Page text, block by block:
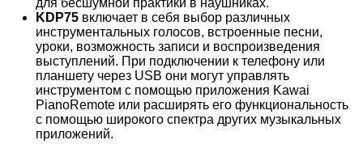
для бесшумной практики в наушниках.
KDP75 включает в себя выбор различных
инструментальных голосов, встроенные песни,
уроки, возможность записи и воспроизведения
выступлений. При подключении к телефону или
планшету через USB они могут управлять
инструментом с помощью приложения Kawai
PianoRemote или расширять его функциональность
с помощью широкого спектра других музыкальных
приложений.